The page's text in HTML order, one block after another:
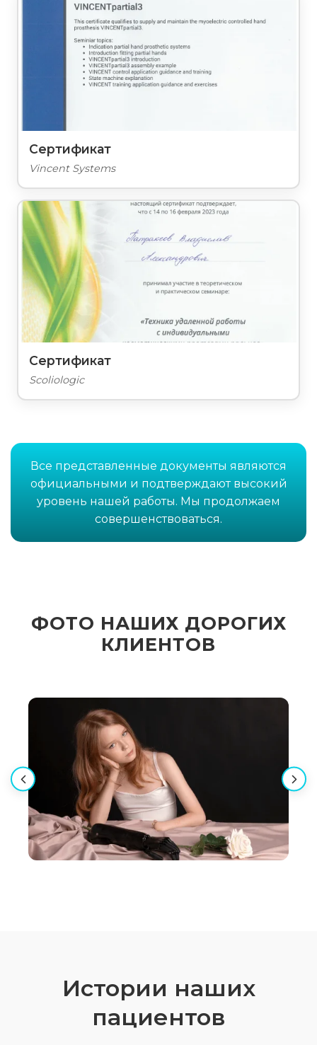
Сертификат
Vincent Systems
Сертификат
Scoliologic
Все представленные документы являются
официальными и подтверждают высокий
уровень нашей работы. Мы продолжаем
совершенствоваться.
ФОТО НАШИХ ДОРОГИХ
КЛИЕНТОВ
Истории наших
пациентов